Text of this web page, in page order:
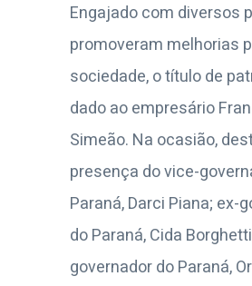
Engajado com diversos
promoveram melhorias
sociedade, o título de
dado ao empresário
Simeão. Na ocasião,
presença do vice-
Paraná, Darci Piana; ex-
do Paraná, Cida
governador do Paraná,